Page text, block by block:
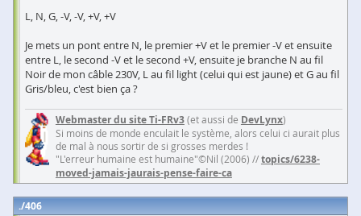
L, N, G, -V, -V, +V, +V
Je mets un pont entre N, le premier +V et le premier -V et ensuite
entre L, le second -V et le second +V, ensuite je branche N au fil
Noir de mon câble 230V, L au fil light (celui qui est jaune) et G au fil
Gris/bleu, c'est bien ça ?
Webmaster du site Ti-FRv3(et aussi de DevLynx)
Si moins de monde enculait le système, alors celui ci aurait plus
de mal à nous sortir de si grosses merdes !
"L'erreur humaine est humaine"©Nil (2006) //topics/6238-
moved-jamais-jaurais-pense-faire-ca
406